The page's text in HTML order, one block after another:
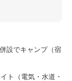
設でキャンプ（宿
ト（電気・水道・